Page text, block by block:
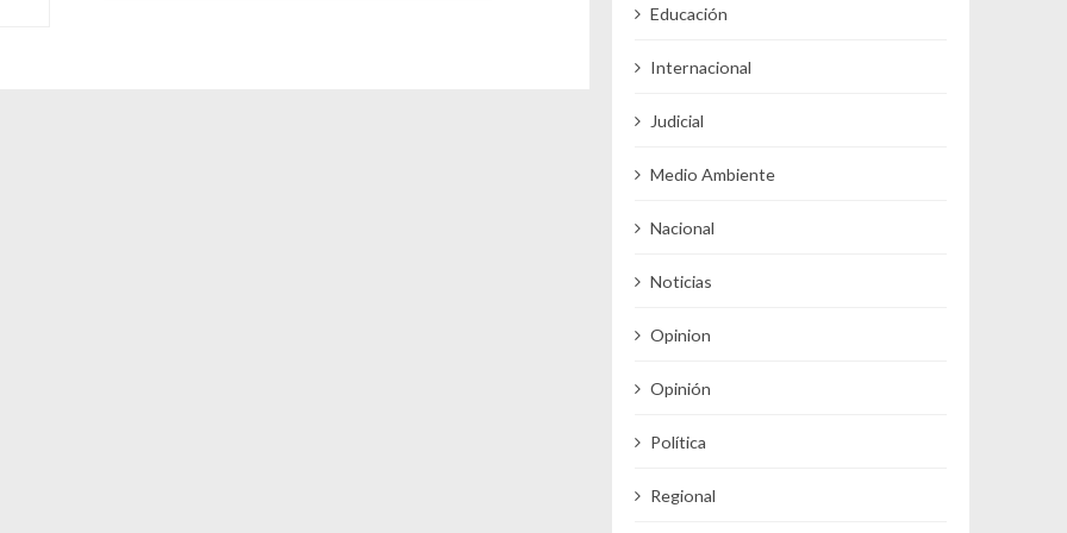
Educación
Internacional
Judicial
Medio Ambiente
Nacional
Noticias
Opinion
Opinión
Política
Regional